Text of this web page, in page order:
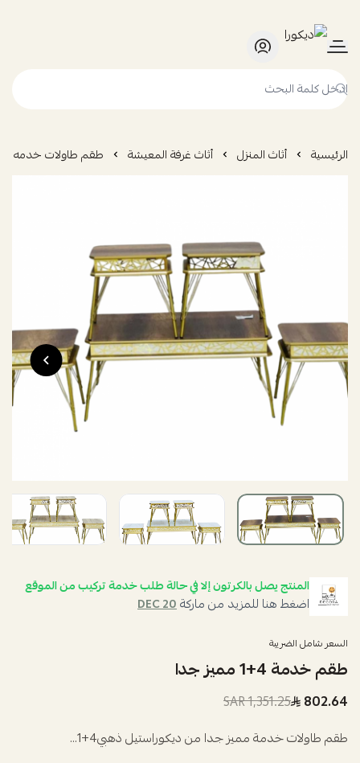
ديكورا
الرئيسية أثاث المنزل أثاث غرفة المعيشة طقم طاولات خدمه
المنتج يصل بالكرتون إلا في حالة طلب خدمة تركيب من الموقع
اضغط هنا للمزيد من ماركةDEC 20
السعر شامل الضريبة
طقم خدمة 4+1 مميز جدا
802.64
1,351.25 SAR
طقم طاولات خدمة مميز جدا من ديكوراستيل ذهبي4+1...